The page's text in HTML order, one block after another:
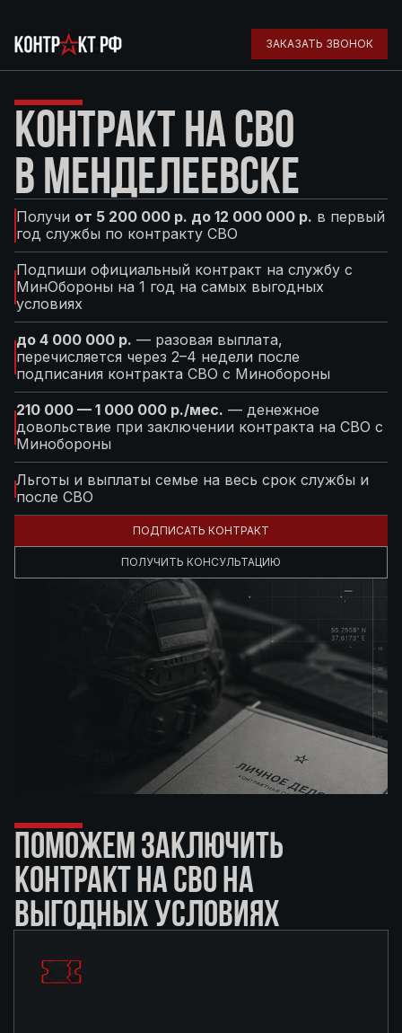
ЗАКАЗАТЬ ЗВОНОК
КОНТРАКТ НА СВО
В МЕНДЕЛЕЕВСКЕ
Получи от 5 200 000 р. до 12 000 000 р. в первый
год службы по контракту СВО
Подпиши официальный контракт на службу с
МинОбороны на 1 год на самых выгодных
условиях
до 4 000 000 р. — разовая выплата,
перечисляется через 2–4 недели после
подписания контракта СВО с Минобороны
210 000 — 1 000 000 р./мес. — денежное
довольствие при заключении контракта на СВО с
Минобороны
Льготы и выплаты семье на весь срок службы и
после СВО
ПОДПИСАТЬ КОНТРАКТ
ПОЛУЧИТЬ КОНСУЛЬТАЦИЮ
ПОМОЖЕМ ЗАКЛЮЧИТЬ
КОНТРАКТ НА СВО НА
ВЫГОДНЫХ УСЛОВИЯХ